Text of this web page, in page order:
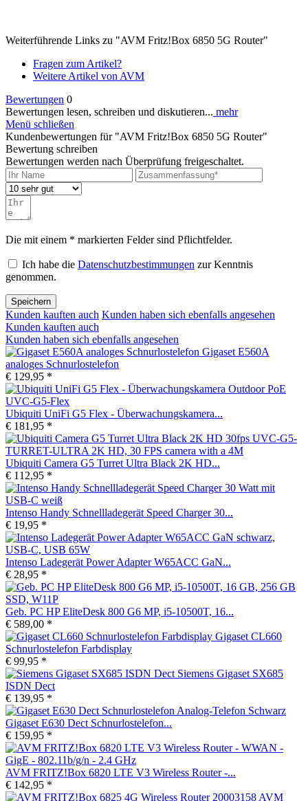
Weiterführende Links zu "AVM Fritz!Box 6850 5G Router"
Fragen zum Artikel?
Weitere Artikel von AVM
Bewertungen 0
Bewertungen lesen, schreiben und diskutieren... mehr
Menü schließen
Kundenbewertungen für "AVM Fritz!Box 6850 5G Router"
Bewertung schreiben
Bewertungen werden nach Überprüfung freigeschaltet.
Die mit einem * markierten Felder sind Pflichtfelder.
Ich habe die Datenschutzbestimmungen zur Kenntnis
genommen.
Speichern
Kunden kauften auch Kunden haben sich ebenfalls angesehen
Kunden kauften auch
Kunden haben sich ebenfalls angesehen
Gigaset E560A
analoges Schnurlostelefon
€ 129,95 *
Ubiquiti UniFi G5 Flex - Überwachungskamera...
€ 181,95 *
Ubiquiti Camera G5 Turret Ultra Black 2K HD...
€ 112,95 *
Intenso Handy Schnellladegerät Speed Charger 30...
€ 19,95 *
Intenso Ladegerät Power Adapter W65ACC GaN...
€ 28,95 *
Geb. PC HP EliteDesk 800 G6 MP, i5-10500T, 16...
€ 589,00 *
Gigaset CL660
Schnurlostelefon Farbdisplay
€ 99,95 *
Siemens Gigaset SX685
ISDN Dect
€ 139,95 *
Gigaset E630 Dect Schnurlostelefon...
€ 159,95 *
AVM FRITZ!Box 6820 LTE V3 Wireless Router -...
€ 142,95 *
AVM